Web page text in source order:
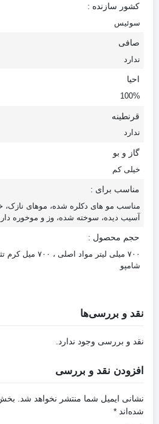
کشور سازنده :
سوئیس
صافی
ندارد
احیا
100%
قرنطینه
ندارد
گاز و بو
خیلی کم
مناسب برای :
مناسب مو های دکلره شده، موهای
آسیب دیده، سوخته شده، وز و موخوره دار
حجم محصول :
شامپو
نقد و بررسی‌ها
نقد و بررسی وجود ندارد.
افزودن نقد و بررسی
نشانی ایمیل شما منتشر نخواهد شد.
شده‌اند *